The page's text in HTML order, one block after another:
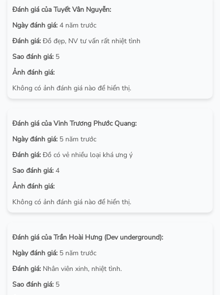
Đánh giá của Tuyết Vân Nguyễn:
Ngày đánh giá: 4 năm trước
Đánh giá: Đồ đẹp, NV tư vấn rất nhiệt tình
Sao đánh giá: 5
Ảnh đánh giá:
Không có ảnh đánh giá nào để hiển thị.
Đánh giá của Vinh Trương Phước Quang:
Ngày đánh giá: 5 năm trước
Đánh giá: Đồ có vẻ nhiều loại khá ưng ý
Sao đánh giá: 4
Ảnh đánh giá:
Không có ảnh đánh giá nào để hiển thị.
Đánh giá của Trần Hoài Hưng (Dev underground):
Ngày đánh giá: 5 năm trước
Đánh giá: Nhân viên xinh, nhiệt tình.
Sao đánh giá: 5